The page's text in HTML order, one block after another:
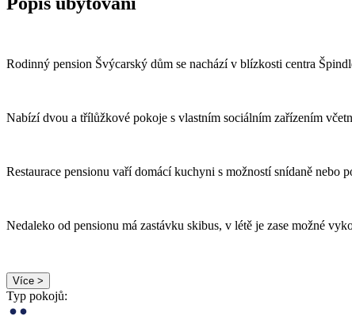
Rodinný pension Švýcarský dům se nachází v blízkosti centra
Nabízí dvou a třílůžkové pokoje s vlastním sociálním zařízením
Restaurace pensionu vaří domácí kuchyni s možností snídaně nebo
Nedaleko od pensionu má zastávku skibus, v létě je zase možné
Více >
Typ pokojů: